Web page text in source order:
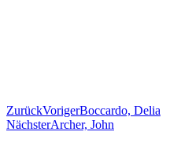
ZurückVorigerBoccardo, Delia
NächsterArcher, John